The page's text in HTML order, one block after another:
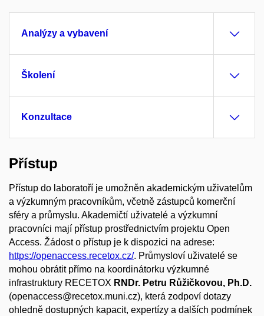
Analýzy a vybavení
Školení
Konzultace
Přístup
Přístup do laboratoří je umožněn akademickým uživatelům
a výzkumným pracovníkům, včetně zástupců komerční
sféry a průmyslu. Akademičtí uživatelé a výzkumní
pracovníci mají přístup prostřednictvím projektu Open
Access. Žádost o přístup je k dispozici na adrese:
https://openaccess.recetox.cz/. Průmysloví uživatelé se
mohou obrátit přímo na koordinátorku výzkumné
infrastruktury RECETOX RNDr. Petru Růžičkovou, Ph.D.
(openaccess@recetox.muni.cz), která zodpoví dotazy
ohledně dostupných kapacit, expertízy a dalších podmínek